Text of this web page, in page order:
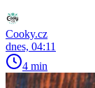
Cooky.cz
dnes, 04:11
4 min